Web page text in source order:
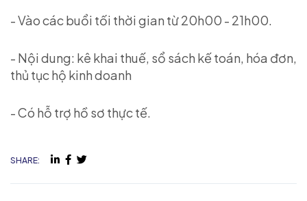
- Vào các buổi tối thời gian từ 20h00 - 21h00.
- Nội dung: kê khai thuế, sổ sách kế toán, hóa đơn,
thủ tục hộ kinh doanh
- Có hỗ trợ hồ sơ thực tế.
SHARE: